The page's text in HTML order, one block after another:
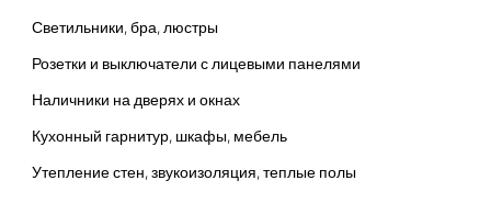
Светильники, бра, люстры
Розетки и выключатели с лицевыми панелями
Наличники на дверях и окнах
Кухонный гарнитур, шкафы, мебель
Утепление стен, звукоизоляция, теплые полы